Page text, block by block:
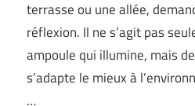
terrasse ou une allée,
réflexion. Il ne s’agit pas
ampoule qui illumine, mais
s’adapte le mieux à
…